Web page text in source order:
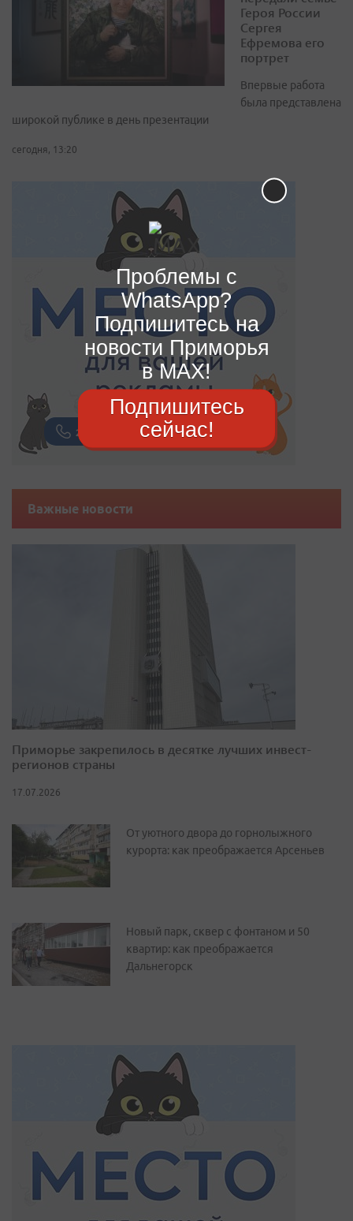
Героя России
Сергея
Ефремова его
портрет
Впервые работа
была представлена
широкой публике в день презентации
сегодня, 13:20
Важные новости
Приморье закрепилось в десятке лучших инвест-
регионов страны
17.07.2026
От уютного двора до горнолыжного
курорта: как преображается Арсеньев
Новый парк, сквер с фонтаном и 50
квартир: как преображается
Дальнегорск
Проблемы с
WhatsApp?
Подпишитесь на
новости Приморья
в MAX!
Подпишитесь
сейчас!